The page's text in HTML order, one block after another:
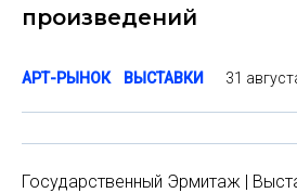
произведений
АРТ-РЫНОК ВЫСТАВКИ 31
Государственный Эрмитаж |